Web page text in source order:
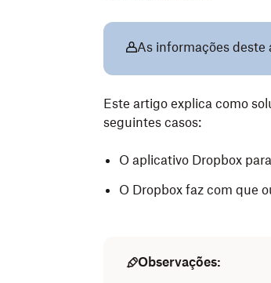
As informações deste
Este artigo explica como
seguintes casos:
O aplicativo Dropbox
O Dropbox faz com que
Observações: